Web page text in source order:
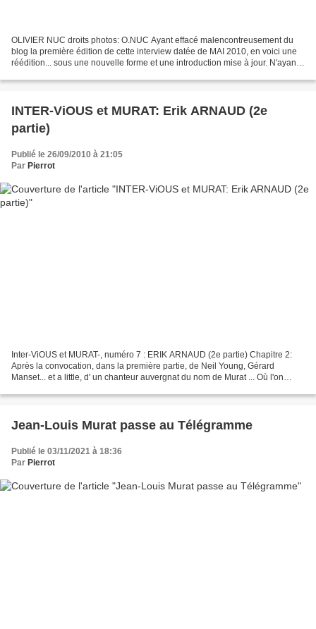
OLIVIER NUC droits photos: O.NUC Ayant effacé malencontreusement du
blog la première édition de cette interview datée de MAI 2010, en voici une
réédition... sous une nouvelle forme et une introduction mise à jour. N'ayant
INTER-ViOUS et MURAT: Erik ARNAUD (2e
partie)
Publié le 26/09/2010 à 21:05
Par Pierrot
Inter-ViOUS et MURAT-, numéro 7 : ERIK ARNAUD (2e partie) Chapitre 2:
Après la convocation, dans la première partie, de Neil Young, Gérard
Manset... et a little, d' un chanteur auvergnat du nom de Murat ... Où l'on
Jean-Louis Murat passe au Télégramme
Publié le 03/11/2021 à 18:36
Par Pierrot